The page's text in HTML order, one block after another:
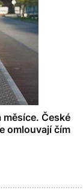
měsíce. České
omlouvají čím